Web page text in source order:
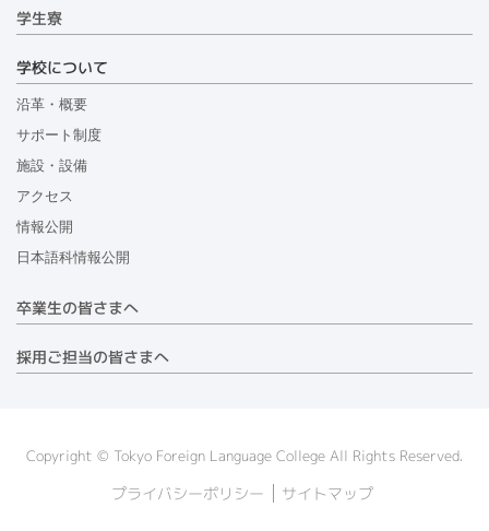
学生寮
学校について
沿革・概要
サポート制度
施設・設備
アクセス
情報公開
日本語科情報公開
卒業生の皆さまへ
採用ご担当の皆さまへ
Copyright © Tokyo Foreign Language College All Rights Reserved.
プライバシーポリシー サイトマップ